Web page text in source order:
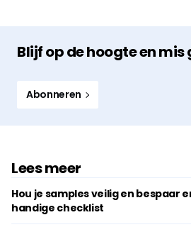
Blijf op de hoogte en
Abonneren
Lees meer
Hou je samples veilig en bespaar
handige checklist